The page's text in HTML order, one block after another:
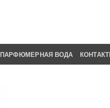
ПАРФЮМЕРНАЯ ВОДА